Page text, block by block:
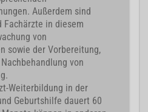
Außerdem sind
Fachärzte in diesem
von
sowie der Vorbereitung,
von
Weiterbildung in der
Geburtshilfe dauert 60